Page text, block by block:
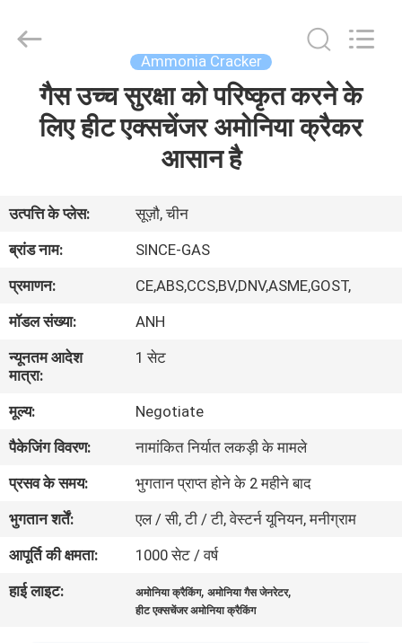
हमारे
बारे
में
कारखाना
दौरा
गुणवत्ता
नियंत्रण
हमसे
संपर्क
करें
Technology
Co.,Ltd.
Ammonia Cracker
गैस उच्च सुरक्षा को परिष्कृत करने के
लिए हीट एक्सचेंजर अमोनिया क्रैकर
आसान है
उत्पत्ति के प्लेस:
सूज़ौ, चीन
ब्रांड नाम:
SINCE-GAS
प्रमाणन:
CE,ABS,CCS,BV,DNV,ASME,GOST,
मॉडल संख्या:
ANH
न्यूनतम आदेश
मात्रा:
1 सेट
मूल्य:
Negotiate
पैकेजिंग विवरण:
नामांकित निर्यात लकड़ी के मामले
प्रसव के समय:
भुगतान प्राप्त होने के 2 महीने बाद
भुगतान शर्तें:
एल / सी, टी / टी, वेस्टर्न यूनियन, मनीग्राम
आपूर्ति की क्षमता:
1000 सेट / वर्ष
हाई लाइट:
अमोनिया क्रैकिंग,अमोनिया गैस जेनरेटर,
हीट एक्सचेंजर अमोनिया क्रैकिंग